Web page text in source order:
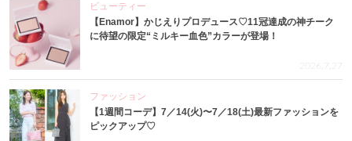
ビューティー
【Enamor】かじえりプロデュース♡11冠達成の神チーク
に待望の限定“ミルキー血色”カラーが登場！
2026.7.27
ファッション
【1週間コーデ】7／14(火)〜7／18(土)最新ファッションを
ピックアップ♡